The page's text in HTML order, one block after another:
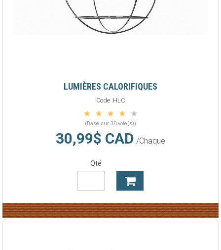
LUMIÈRES CALORIFIQUES
Code :HLC
(Basé sur 30 vote(s))
30,99$ CAD /Chaque
Qté